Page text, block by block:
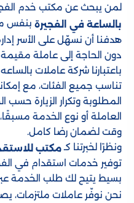
لمن يبحث عن مكتب خدم
بالساعة في الفجيرة بنفس
هدفنا أن نسهّل على الأسر
دون الحاجة إلى عاملة مقيمة
باعتبارنا شركة عاملات
تناسب جميع الفئات، مع
المطلوبة وتكرار الزيارة حسب
العاملة أو نوع الخدمة
وقت لضمان رضا كامل.
ونظرًا لخبرتنا كـمكتب
توفير خدمات استقدام في
بسيط يتيح لك طلب الخدمة
نحن نوفّر عاملات ملتزمات،